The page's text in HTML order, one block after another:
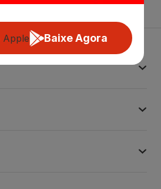
Baixe Agora